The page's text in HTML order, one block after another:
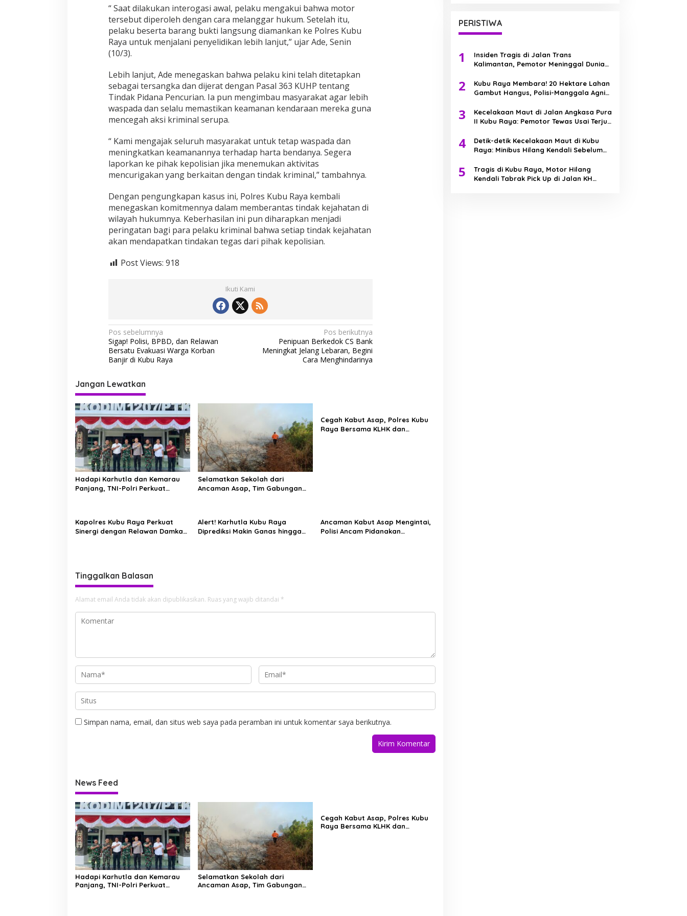
d
a
r
a
n
a
y
a
n
“ Saat dilakukan interogasi awal, pelaku mengakui bahwa motor
tersebut diperoleh dengan cara melanggar hukum. Setelah itu,
pelaku beserta barang bukti langsung diamankan ke Polres Kubu
Raya untuk menjalani penyelidikan lebih lanjut,” ujar Ade, Senin
(10/3).
Lebih lanjut, Ade menegaskan bahwa pelaku kini telah ditetapkan
sebagai tersangka dan dijerat dengan Pasal 363 KUHP tentang
Tindak Pidana Pencurian. Ia pun mengimbau masyarakat agar lebih
waspada dan selalu memastikan keamanan kendaraan mereka guna
mencegah aksi kriminal serupa.
“ Kami mengajak seluruh masyarakat untuk tetap waspada dan
meningkatkan keamanannya terhadap harta bendanya. Segera
laporkan ke pihak kepolisian jika menemukan aktivitas
mencurigakan yang berkaitan dengan tindak kriminal,” tambahnya.
Dengan pengungkapan kasus ini, Polres Kubu Raya kembali
menegaskan komitmennya dalam memberantas tindak kejahatan di
wilayah hukumnya. Keberhasilan ini pun diharapkan menjadi
peringatan bagi para pelaku kriminal bahwa setiap tindak kejahatan
akan mendapatkan tindakan tegas dari pihak kepolisian.
Post Views: 918
Ikuti Kami
N
a
v
i
g
a
s
i
p
o
s
Pos sebelumnya
Sigap! Polisi, BPBD, dan Relawan
Bersatu Evakuasi Warga Korban
Banjir di Kubu Raya
Pos berikutnya
Penipuan Berkedok CS Bank
Meningkat Jelang Lebaran, Begini
Cara Menghindarinya
Jangan Lewatkan
Hadapi Karhutla dan Kemarau
Panjang, TNI-Polri Perkuat
Selamatkan Sekolah dari
Ancaman Asap, Tim Gabungan
Cegah Kabut Asap, Polres Kubu
Raya Bersama KLHK dan
Kapolres Kubu Raya Perkuat
Sinergi dengan Relawan Damkar
Alert! Karhutla Kubu Raya
Diprediksi Makin Ganas hingga
Ancaman Kabut Asap Mengintai,
Polisi Ancam Pidanakan
Tinggalkan Balasan
Alamat email Anda tidak akan dipublikasikan. Ruas yang wajib ditandai *
Simpan nama, email, dan situs web saya pada peramban ini untuk komentar saya berikutnya.
News Feed
Hadapi Karhutla dan Kemarau
Panjang, TNI-Polri Perkuat
Selamatkan Sekolah dari
Ancaman Asap, Tim Gabungan
Cegah Kabut Asap, Polres Kubu
Raya Bersama KLHK dan
PERISTIWA
1
Insiden Tragis di Jalan Trans
Kalimantan, Pemotor Meninggal Dunia
2
Kubu Raya Membara! 20 Hektare Lahan
Gambut Hangus, Polisi-Manggala Agni
3
Kecelakaan Maut di Jalan Angkasa Pura
II Kubu Raya: Pemotor Tewas Usai Terjun
4
Detik-detik Kecelakaan Maut di Kubu
Raya: Minibus Hilang Kendali Sebelum
5
Tragis di Kubu Raya, Motor Hilang
Kendali Tabrak Pick Up di Jalan KH